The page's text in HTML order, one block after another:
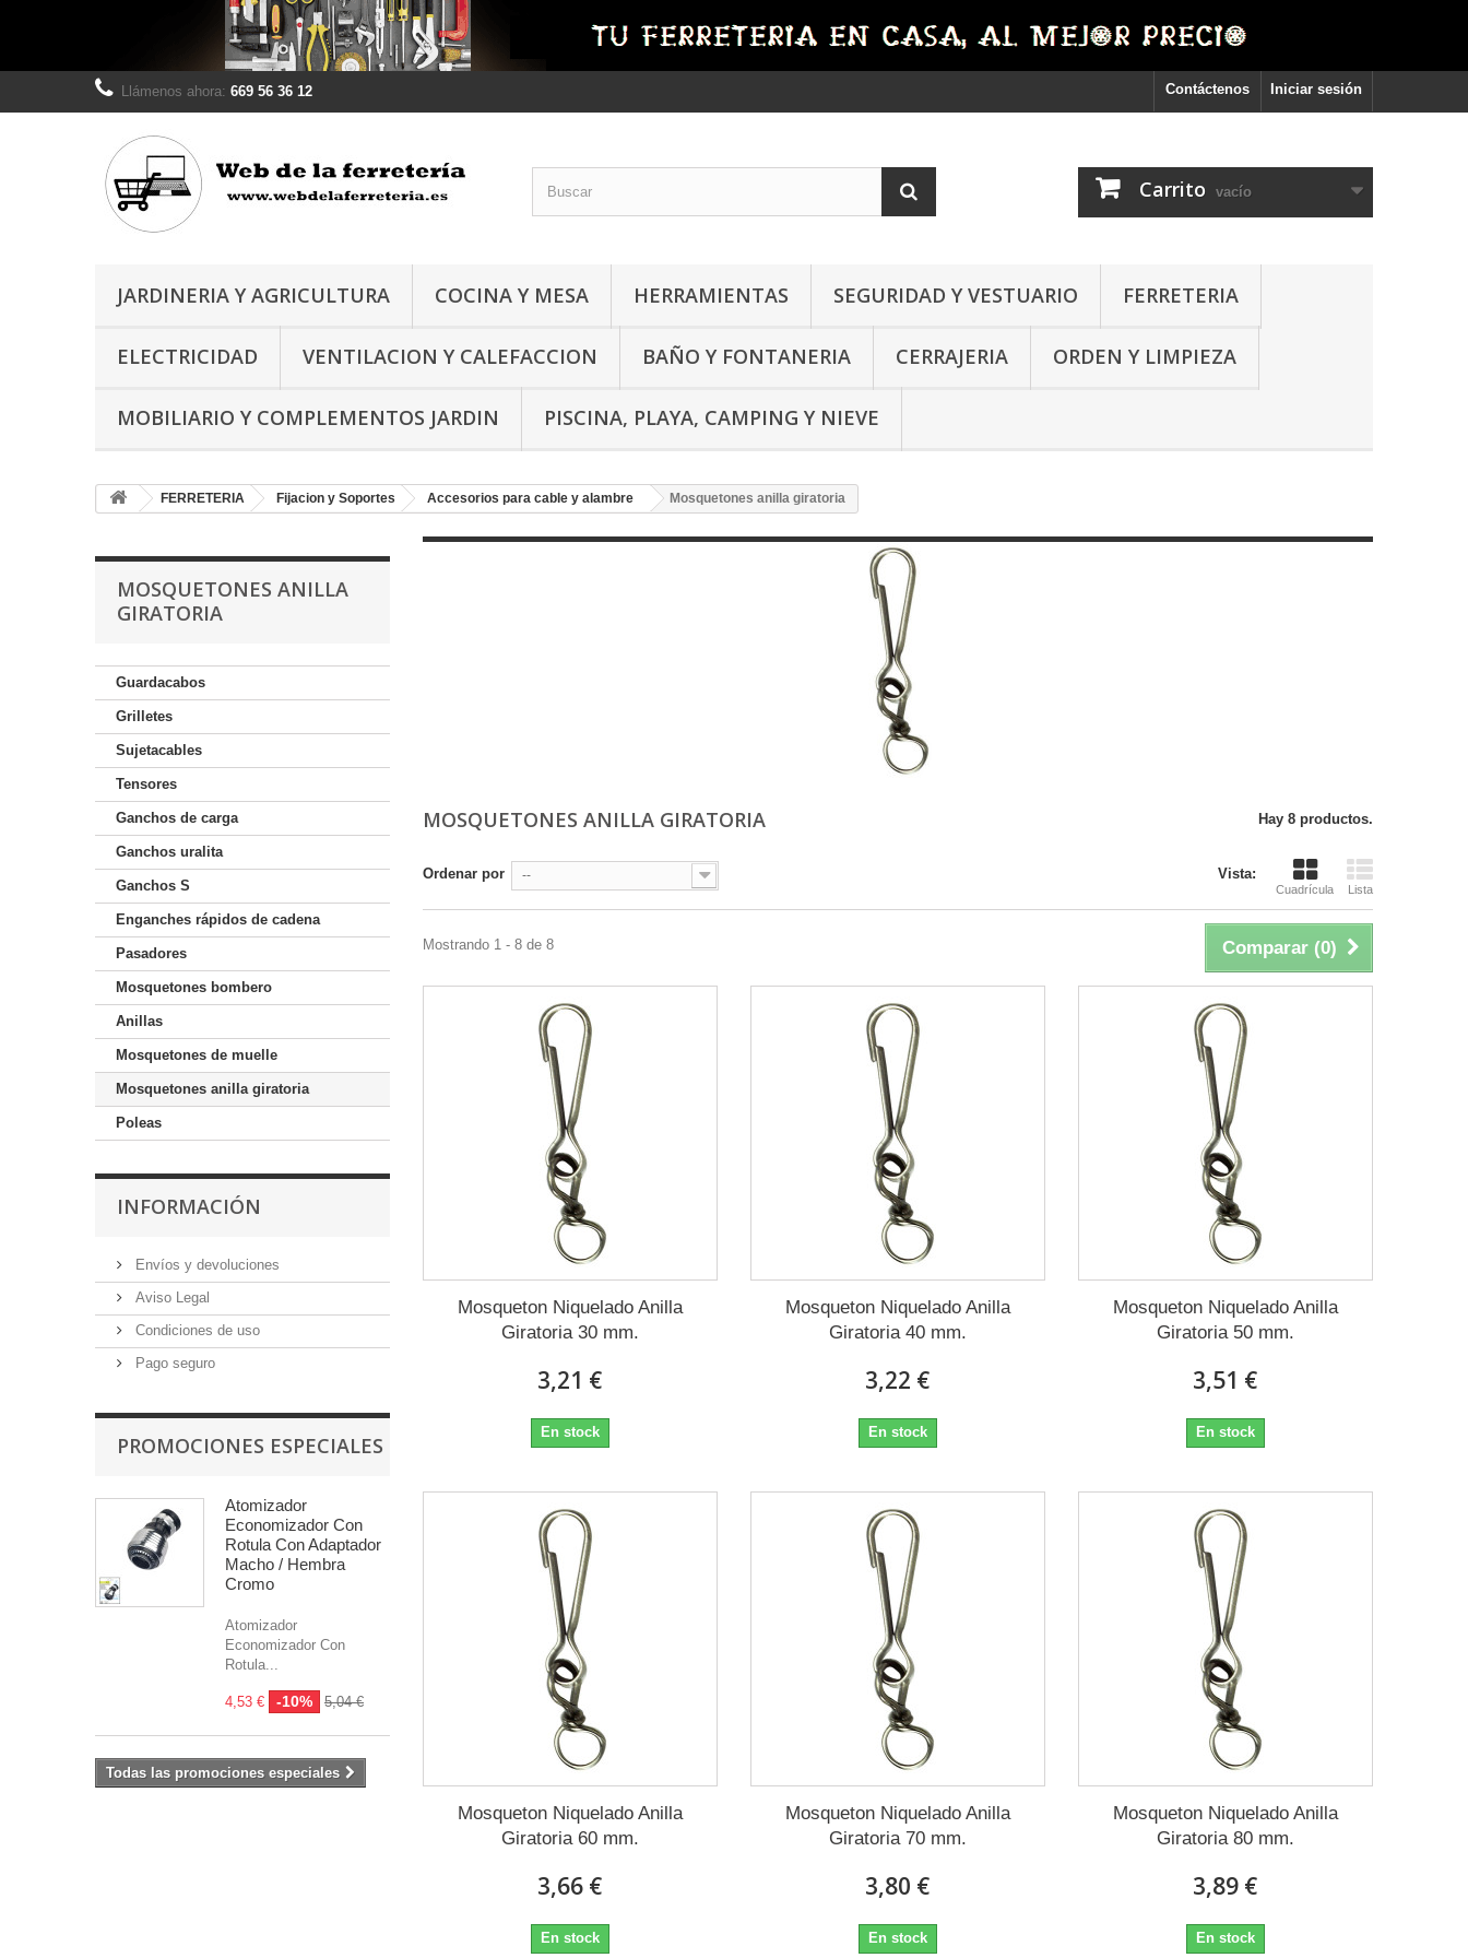
Iniciar sesión
Contáctenos
Llámenos ahora: 669 56 36 12
Carrito vacío
JARDINERIA Y AGRICULTURA COCINA Y MESA HERRAMIENTAS SEGURIDAD Y VESTUARIO FERRETERIA
ELECTRICIDAD VENTILACION Y CALEFACCION BAÑO Y FONTANERIA CERRAJERIA ORDEN Y LIMPIEZA
MOBILIARIO Y COMPLEMENTOS JARDIN PISCINA, PLAYA, CAMPING Y NIEVE
FERRETERIA Fijacion y Soportes Accesorios para cable y alambre Mosquetones anilla giratoria
MOSQUETONES ANILLA
GIRATORIA
Guardacabos
Grilletes
Sujetacables
Tensores
Ganchos de carga
Ganchos uralita
Ganchos S
Enganches rápidos de cadena
Pasadores
Mosquetones bombero
Anillas
Mosquetones de muelle
Mosquetones anilla giratoria
Poleas
INFORMACIÓN
Envíos y devoluciones
Aviso Legal
Condiciones de uso
Pago seguro
PROMOCIONES ESPECIALES
Atomizador
Economizador Con
Rotula Con Adaptador
Macho / Hembra
Cromo
Atomizador
Economizador Con
Rotula...
4,53 € -10% 5,04 €
Todas las promociones especiales
MOSQUETONES ANILLA GIRATORIA Hay 8 productos.
Vista:
Cuadrícula Lista
Ordenar por --
Comparar (0)
Mostrando 1 - 8 de 8
Mosqueton Niquelado Anilla
Giratoria 30 mm.
3,21 €
En stock
Mosqueton Niquelado Anilla
Giratoria 40 mm.
3,22 €
En stock
Mosqueton Niquelado Anilla
Giratoria 50 mm.
3,51 €
En stock
Mosqueton Niquelado Anilla
Giratoria 60 mm.
3,66 €
En stock
Mosqueton Niquelado Anilla
Giratoria 70 mm.
3,80 €
En stock
Mosqueton Niquelado Anilla
Giratoria 80 mm.
3,89 €
En stock